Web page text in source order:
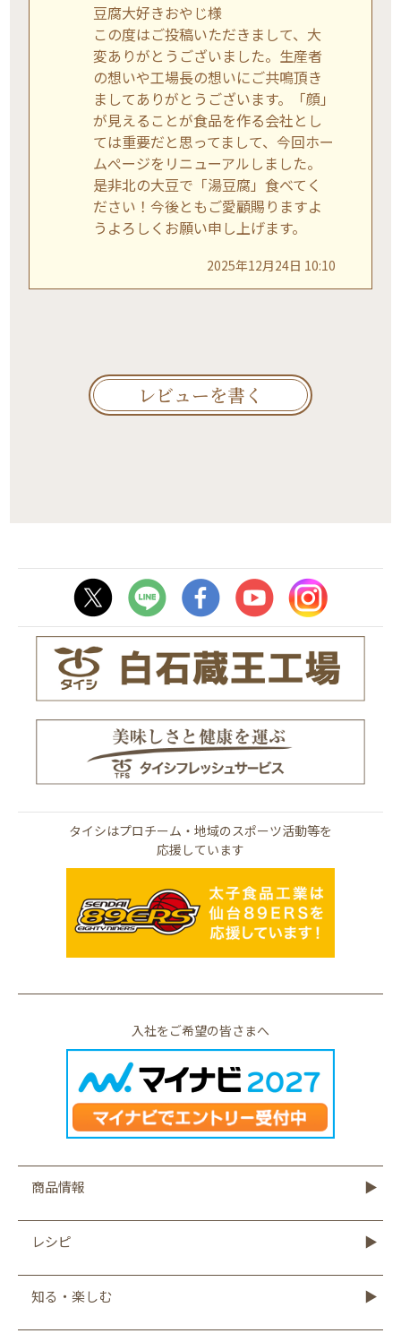
豆腐大好きおやじ様
この度はご投稿いただきまして、大
変ありがとうございました。生産者
の想いや工場長の想いにご共鳴頂き
ましてありがとうございます。「顔」
が見えることが食品を作る会社とし
ては重要だと思ってまして、今回ホー
ムぺージをリニューアルしました。
是非北の大豆で「湯豆腐」食べてく
ださい！今後ともご愛顧賜りますよ
うよろしくお願い申し上げます。
2025年12月24日 10:10
レビューを書く
タイシはプロチーム・地域のスポーツ活動等を
応援しています
入社をご希望の皆さまへ
商品情報
商品情報TOP
モットーフ
豆腐
納豆
油揚げ・がんも
ゆば・豆乳
もやし
こんにゃく
その他商品
レシピ
レシピTOP
豆腐
納豆
油揚げ
ゆば
豆乳
もやし
こんにゃく
知る・楽しむ
知る・楽しむTOP
Graphics
キャンペーン
バーチャル工場見学
タイシの大豆図書館
タイシ物語